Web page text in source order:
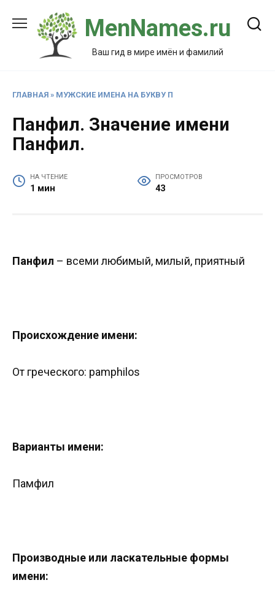
содержанию
MenNames.ru
Ваш гид в мире имён и фамилий
ГЛАВНАЯ » МУЖСКИЕ ИМЕНА НА БУКВУ П
Панфил. Значение имени
Панфил.
НА ЧТЕНИЕ
1 мин
ПРОСМОТРОВ
43
Панфил – всеми любимый, милый, приятный
Происхождение имени:
От греческого: pamphilos
Варианты имени:
Памфил
Производные или ласкательные формы
имени: